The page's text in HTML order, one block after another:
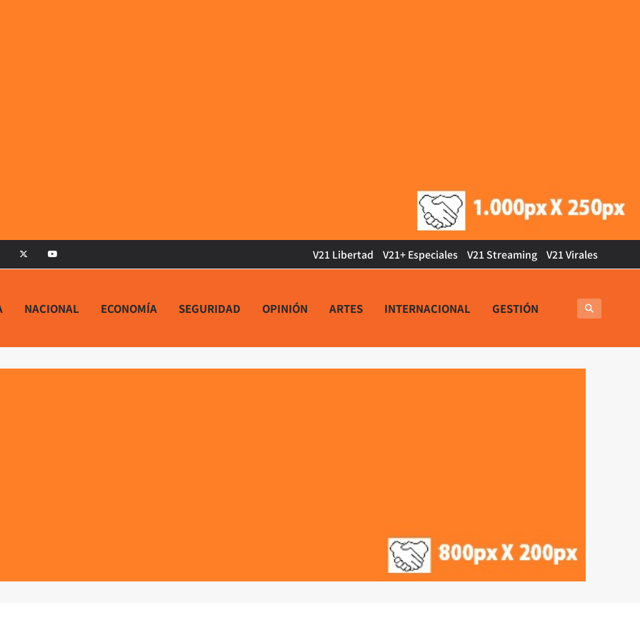
V21 Libertad V21+ Especiales V21 Streaming V21 Virales
NACIONAL ECONOMÍA SEGURIDAD OPINIÓN ARTES INTERNACIONAL GESTIÓN